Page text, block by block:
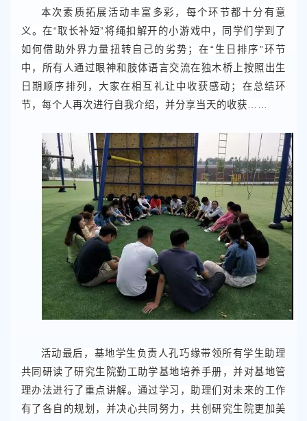
本次素质拓展活动丰富多彩，每个环节都十分有意
义。在“取长补短”将绳扣解开的小游戏中，同学们学到了
如何借助外界力量扭转自己的劣势；在“生日排序”环节
中，所有人通过眼神和肢体语言交流在独木桥上按照出生
日期顺序排列，大家在相互礼让中收获感动；在总结环
节，每个人再次进行自我介绍，并分享当天的收获……
活动最后，基地学生负责人孔巧缘带领所有学生助理
共同研读了研究生院勤工助学基地培养手册，并对基地管
理办法进行了重点讲解。通过学习，助理们对未来的工作
有了各自的规划，并决心共同努力，共创研究生院更加美